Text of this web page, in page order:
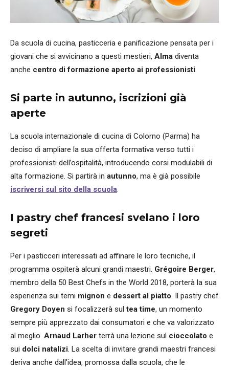
Da scuola di cucina, pasticceria e panificazione pensata per i
giovani che si avvicinano a questi mestieri, Alma diventa
anche centro di formazione aperto ai professionisti.
Si parte in autunno, iscrizioni già
aperte
La scuola internazionale di cucina di Colorno (Parma) ha
deciso di ampliare la sua offerta formativa verso tutti i
professionisti dell’ospitalità, introducendo corsi modulabili di
alta formazione. Si partirà in autunno, ma è già possibile
iscriversi sul sito della scuola.
I pastry chef francesi svelano i loro
segreti
Per i pasticceri interessati ad affinare le loro tecniche, il
programma ospiterà alcuni grandi maestri. Grégoire Berger,
membro della 50 Best Chefs in the World 2018, porterà la sua
esperienza sui temi mignon e dessert al piatto. Il pastry chef
Gregory Doyen si focalizzerà sultea time, un momento
sempre più apprezzato dai consumatori e che va valorizzato
al meglio. Arnaud Larher terrà una lezione sul cioccolato e
sui dolci natalizi. La scelta di invitare grandi maestri francesi
deriva anche dall'idea, promossa dalla scuola, che le